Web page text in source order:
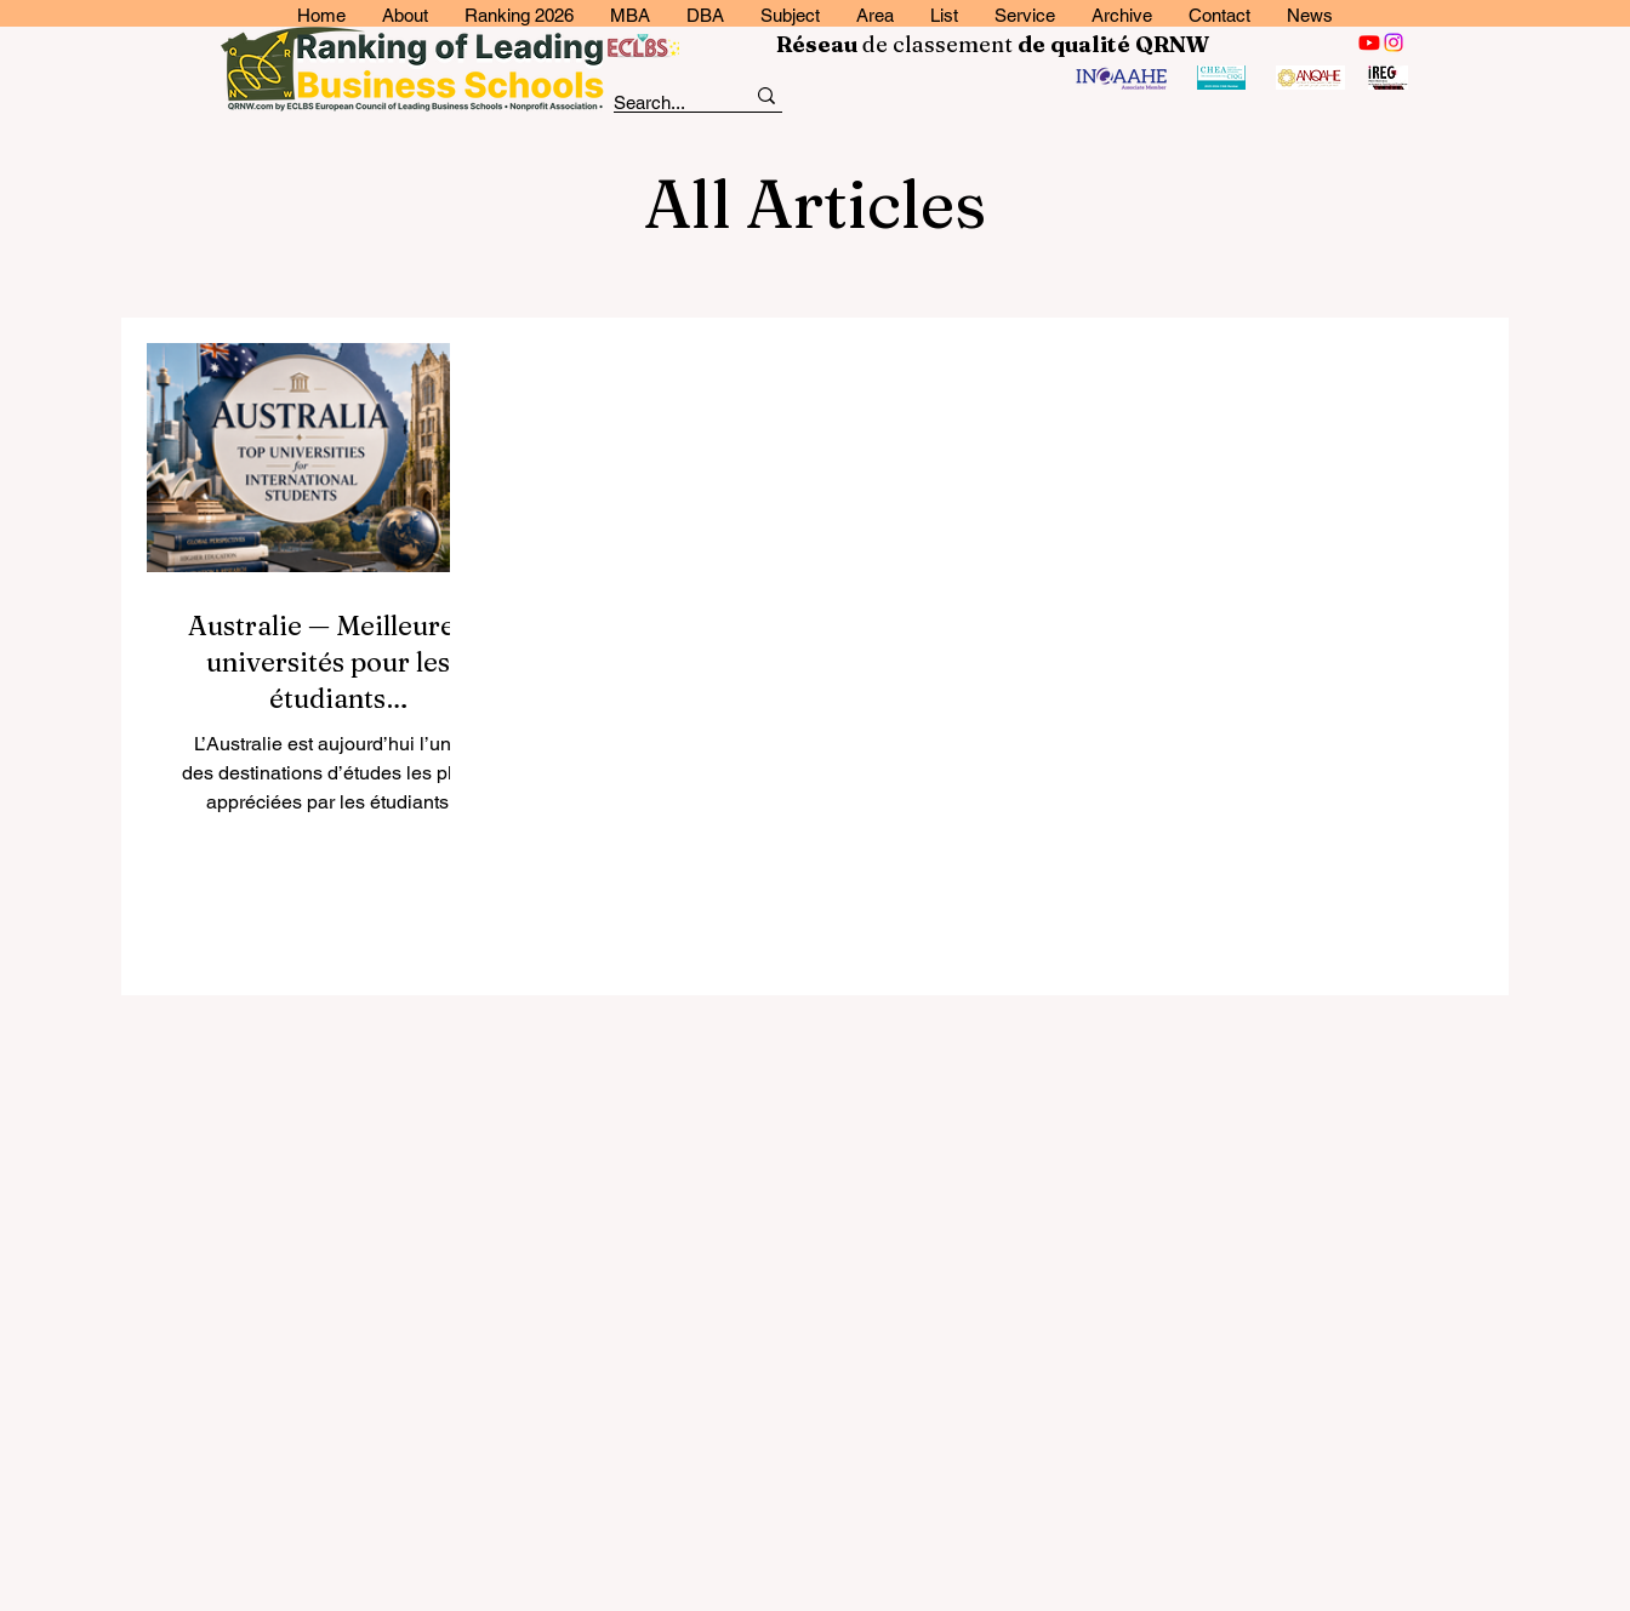
Home About Ranking 2026 MBA DBA Subject Area List Service Archive Contact News
Réseaude classement de qualité QRNW
All Articles
Australie — Meilleures
universités pour les
étudiants
internationaux
L’Australie est aujourd’hui l’une
des destinations d’études les plus
appréciées par les étudiants